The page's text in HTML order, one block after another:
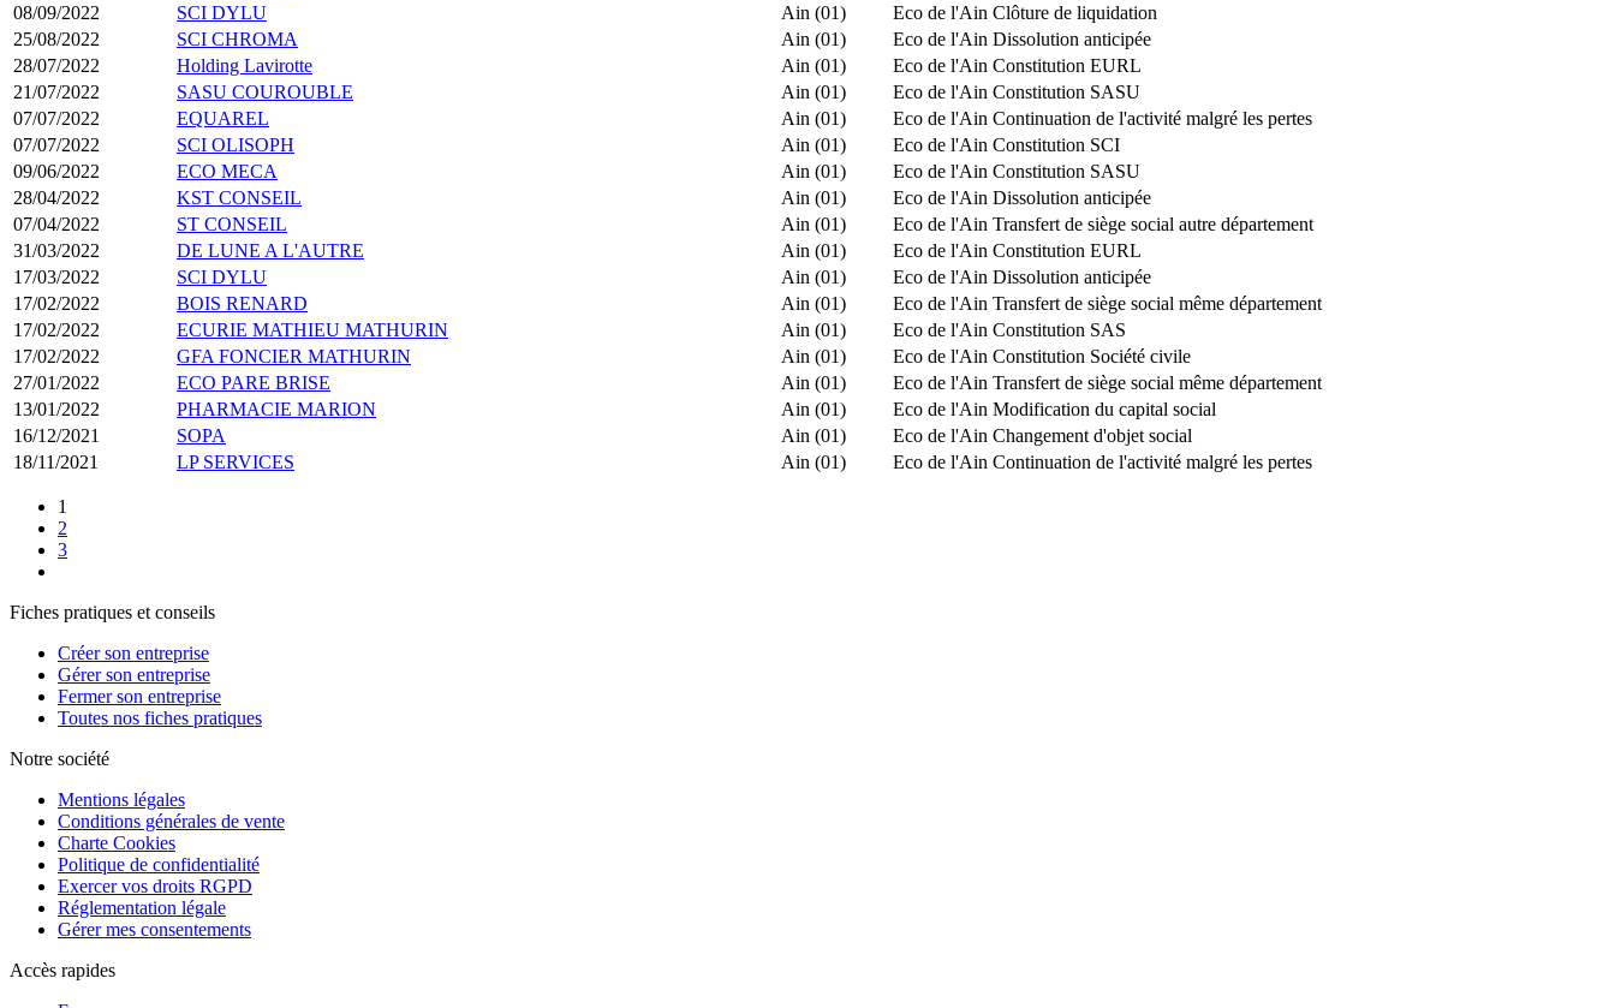
08/09/2022
SCI DYLU Ain (01) Eco de l'Ain Clôture de liquidation
25/08/2022
SCI CHROMA Ain (01) Eco de l'Ain Dissolution anticipée
28/07/2022
Holding Lavirotte Ain (01) Eco de l'Ain Constitution EURL
21/07/2022
SASU COUROUBLE Ain (01) Eco de l'Ain Constitution SASU
07/07/2022
EQUAREL Ain (01) Eco de l'Ain Continuation de l'activité malgré les pertes
07/07/2022
SCI OLISOPH Ain (01) Eco de l'Ain Constitution SCI
09/06/2022
ECO MECA Ain (01) Eco de l'Ain Constitution SASU
28/04/2022
KST CONSEIL Ain (01) Eco de l'Ain Dissolution anticipée
07/04/2022
ST CONSEIL Ain (01) Eco de l'Ain Transfert de siège social autre département
31/03/2022
DE LUNE A L'AUTRE Ain (01) Eco de l'Ain Constitution EURL
17/03/2022
SCI DYLU Ain (01) Eco de l'Ain Dissolution anticipée
17/02/2022
BOIS RENARD Ain (01) Eco de l'Ain Transfert de siège social même département
17/02/2022
ECURIE MATHIEU MATHURIN Ain (01) Eco de l'Ain Constitution SAS
17/02/2022
GFA FONCIER MATHURIN Ain (01) Eco de l'Ain Constitution Société civile
27/01/2022
ECO PARE BRISE Ain (01) Eco de l'Ain Transfert de siège social même département
13/01/2022
PHARMACIE MARION Ain (01) Eco de l'Ain Modification du capital social
16/12/2021
SOPA Ain (01) Eco de l'Ain Changement d'objet social
18/11/2021
LP SERVICES Ain (01) Eco de l'Ain Continuation de l'activité malgré les pertes
1
2
3
Fiches pratiques et conseils
Créer son entreprise
Gérer son entreprise
Fermer son entreprise
Toutes nos fiches pratiques
Notre société
Mentions légales
Conditions générales de vente
Charte Cookies
Politique de confidentialité
Exercer vos droits RGPD
Réglementation légale
Gérer mes consentements
Accès rapides